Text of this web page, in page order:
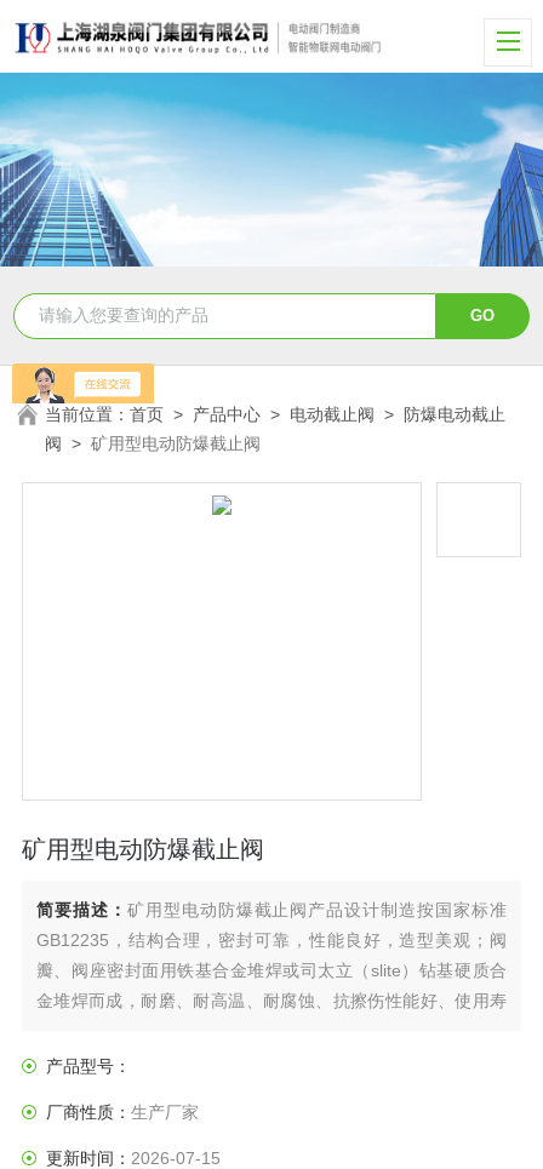
当前位置：首页 > 产品中心 > 电动截止阀 > 防爆电动截止
阀 >矿用型电动防爆截止阀
矿用型电动防爆截止阀
简要描述： 矿用型电动防爆截止阀产品设计制造按国家标准
GB12235，结构合理，密封可靠，性能良好，造型美观；阀
瓣、阀座密封面用铁基合金堆焊或司太立（slite）钻基硬质合
金堆焊而成，耐磨、耐高温、耐腐蚀、抗擦伤性能好、使用寿
伤性；可采用各种配管法兰标准及法兰密封面型式，满足各种
实
产品型号：
厂商性质： 生产厂家
更新时间： 2026-07-15